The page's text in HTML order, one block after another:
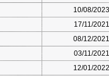
10/08/
17/11/
08/12/
03/11/
12/01/